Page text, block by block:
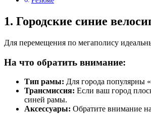
1. Городские синие
Для перемещения по мегаполису
На что обратить внимание:
Тип рамы: Для города популярны
Трансмиссия: Если ваш город
синей рамы.
Аксессуары: Обратите внимание